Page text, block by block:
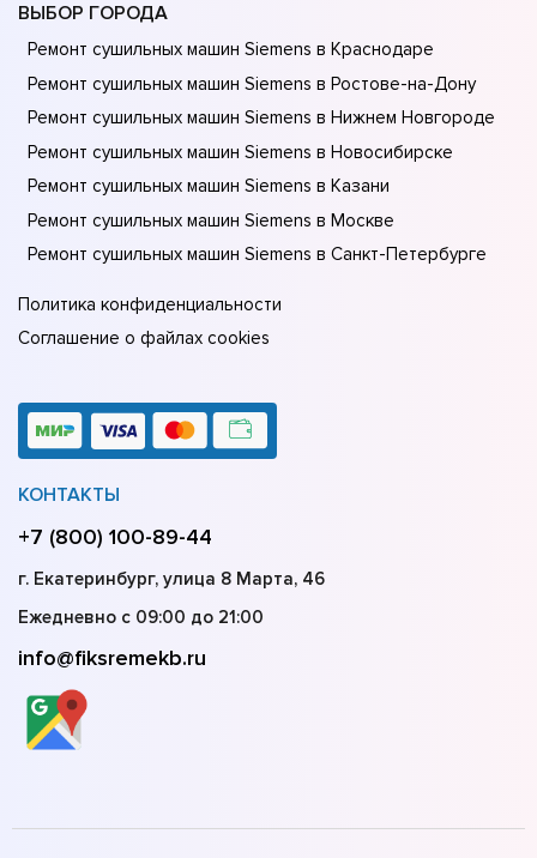
ВЫБОР ГОРОДА
Ремонт сушильных машин Siemens в Краснодаре
Ремонт сушильных машин Siemens в Ростове-на-Донy
Ремонт сушильных машин Siemens в Нижнем Новгороде
Ремонт сушильных машин Siemens в Новосибирске
Ремонт сушильных машин Siemens в Казани
Ремонт сушильных машин Siemens в Москве
Ремонт сушильных машин Siemens в Санкт-Петербурге
Политика конфиденциальности
Соглашение о файлах cookies
КОНТАКТЫ
+7 (800) 100-89-44
г. Екатеринбург, улица 8 Марта, 46
Ежедневно с 09:00 до 21:00
info@fiksremekb.ru